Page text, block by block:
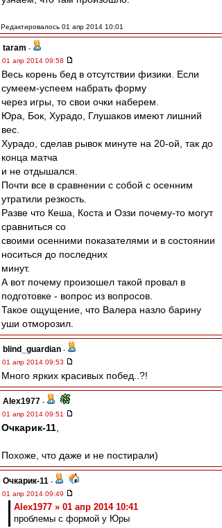
Редактировалось 01 апр 2014 10:01
taram -
01 апр 2014 09:58
Весь корень бед в отсутствии физики. Если
сумеем-успеем набрать форму
через игры, то свои очки наберем.
Юра, Бок, Хурадо, Глушаков имеют лишний
вес.
Хурадо, сделав рывок минуте на 20-ой, так до
конца матча
и не отдышался.
Почти все в сравнении с собой с осенним
утратили резкость.
Разве что Кеша, Коста и Оззи почему-то могут
сравниться со
своими осенними показателями и в состоянии
носиться до последних
минут.
А вот почему произошел такой провал в
подготовке - вопрос из вопросов.
Такое ощущение, что Валера назло барину
уши отморозил.
blind_guardian -
01 апр 2014 09:53
Много ярких красивых побед..?!
Alex1977 -
01 апр 2014 09:51
Очкарик-11
Похоже, что даже и не постирали)
Очкарик-11 -
01 апр 2014 09:49
Alex1977 » 01 апр 2014 10:41
проблемы с формой у Юры